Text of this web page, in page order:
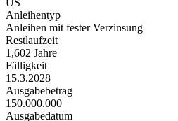
Anleihentyp
Anleihen mit fester Verzinsung
Restlaufzeit
1,602 Jahre
Fälligkeit
15.3.2028
Ausgabebetrag
150.000.000
Ausgabedatum